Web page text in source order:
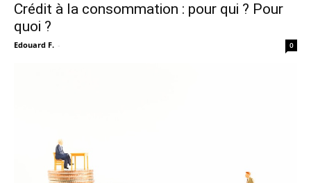
Crédit à la consommation : pour qui ? Pour
quoi ?
Edouard F. - 0